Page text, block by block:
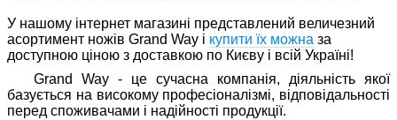
У нашому інтернет магазині представлений величезний
асортимент ножів Grand Way і купити їх можна за
доступною ціною з доставкою по Києву і всій Україні!
Grand Way - це сучасна компанія, діяльність якої
базується на високому професіоналізмі, відповідальності
перед споживачами і надійності продукції.